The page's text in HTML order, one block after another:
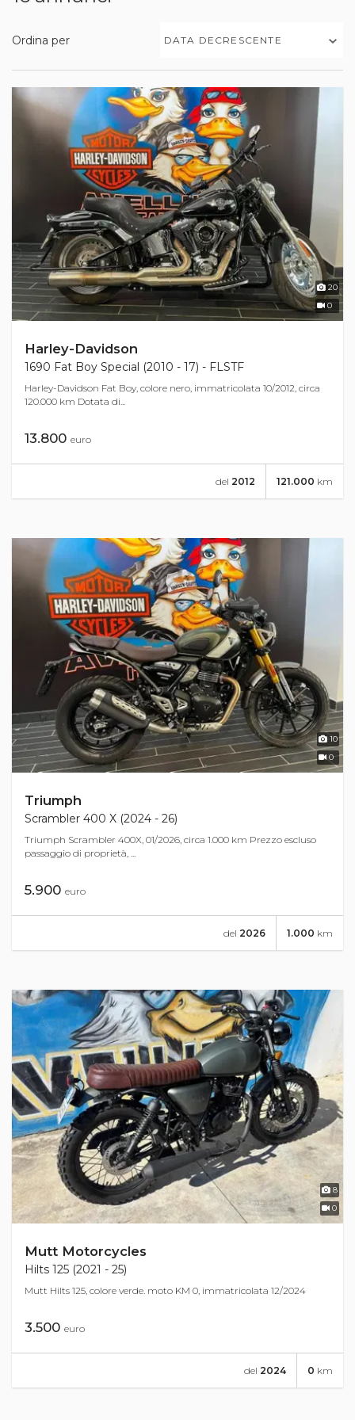
Ordina per DATA DECRESCENTE
20
0
Harley-Davidson
1690 Fat Boy Special (2010 - 17) - FLSTF
Harley-Davidson Fat Boy, colore nero, immatricolata 10/2012, circa
120.000 km Dotata di...
13.800 euro
121.000 km
del 2012
10
0
Triumph
Scrambler 400 X (2024 - 26)
Triumph Scrambler 400X, 01/2026, circa 1.000 km Prezzo escluso
passaggio di proprietà, ...
5.900 euro
1.000 km
del 2026
8
0
Mutt Motorcycles
Hilts 125 (2021 - 25)
Mutt Hilts 125, colore verde. moto KM 0, immatricolata 12/2024
3.500 euro
0 km
del 2024